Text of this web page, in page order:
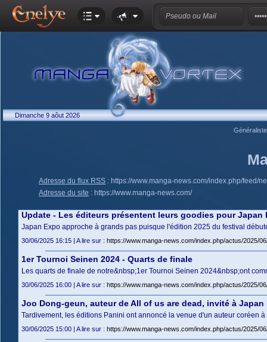
Dimanche 9 aôut 2026
Adresse du flux RSS : https://www.manga-news.com/index.php/feed/
Adresse du site : https://www.manga-news.com/
Update - Les éditeurs présentent leurs goodies pour Japan
Japan Expo approche à grands pas puisque l'édition 2025 du festival
30/06/2025 16:15 | A lire sur : https://www.manga-news.com/index.php/actus/2025/
1er Tournoi Seinen 2024 - Quarts de finale
Les quarts de finale de notre&nbsp;1er Tournoi Seinen 2024&nbsp;ont
30/06/2025 16:00 | A lire sur : https://www.manga-news.com/index.php/actus/2025/
Joo Dong-geun, auteur de All of us are dead, invité à Japan
Tardivement, les éditions Panini ont annoncé la venue d'un auteur coréen
30/06/2025 15:00 | A lire sur : https://www.manga-news.com/index.php/actus/2025/